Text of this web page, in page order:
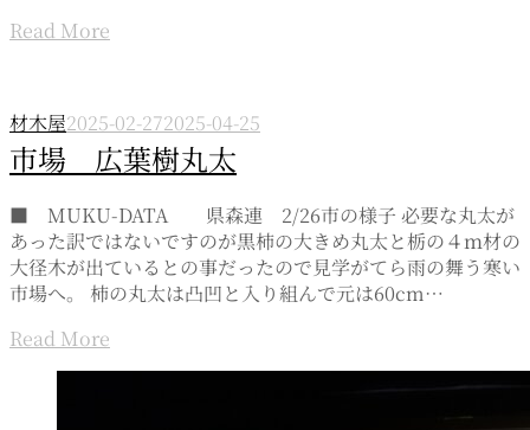
Read More
材木屋2025-02-272025-04-25
市場 広葉樹丸太
■ MUKU-DATA 県森連 2/26市の様子 必要な丸太が
あった訳ではないですのが黒柿の大きめ丸太と栃の４ｍ材の
大径木が出ているとの事だったので見学がてら雨の舞う寒い
市場へ。 柿の丸太は凸凹と入り組んで元は60cm…
Read More